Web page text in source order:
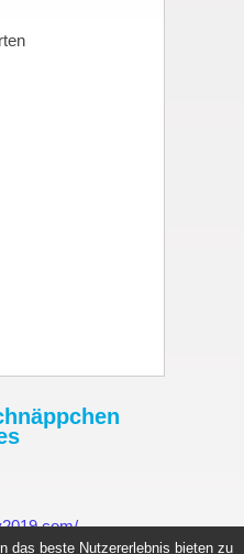
das beste Nutzererlebnis bieten zu